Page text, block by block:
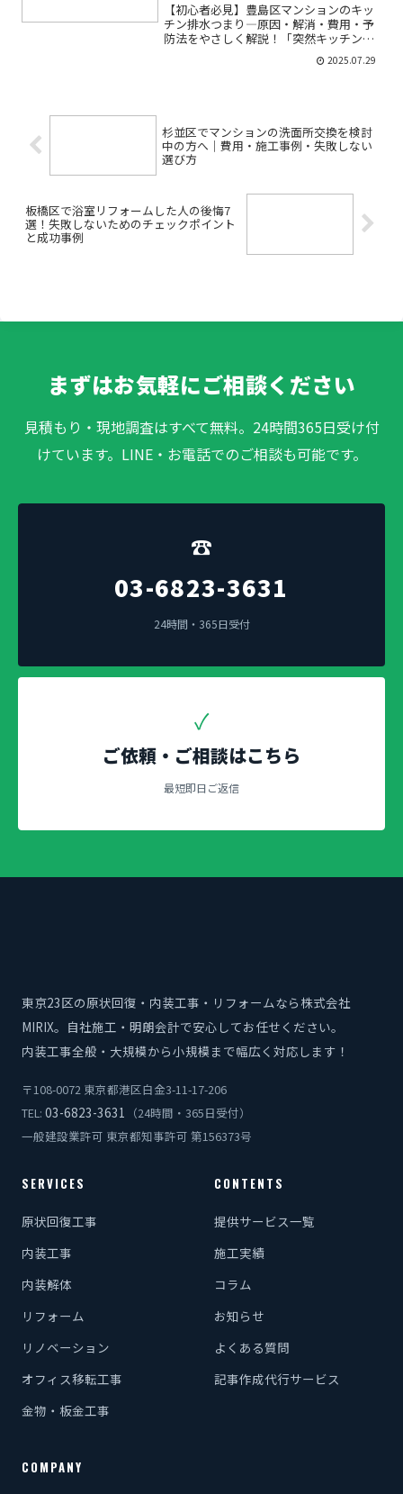
【初心者必見】豊島区マンションのキッ
チン排水つまり―原因・解消・費用・予
防法をやさしく解説！「突然キッチンの
排水が流れなくなった…」「水が逆流し
てきて焦った」「業者に頼むべき？自分
2025.07.29
杉並区でマンションの洗面所交換を検討
中の方へ｜費用・施工事例・失敗しない
選び方
板橋区で浴室リフォームした人の後悔7
選！失敗しないためのチェックポイント
と成功事例
まずはお気軽にご相談ください
見積もり・現地調査はすべて無料。24時間365日受け付
けています。LINE・お電話でのご相談も可能です。
☎
03-6823-3631
24時間・365日受付
✓
ご依頼・ご相談はこちら
最短即日ご返信
東京23区の原状回復・内装工事・リフォームなら株式会社
MIRIX。自社施工・明朗会計で安心してお任せください。
内装工事全般・大規模から小規模まで幅広く対応します！
〒108-0072 東京都港区白金3-11-17-206
TEL: 03-6823-3631 （24時間・365日受付）
一般建設業許可 東京都知事許可 第156373号
SERVICES
原状回復工事
内装工事
内装解体
リフォーム
リノベーション
オフィス移転工事
金物・板金工事
CONTENTS
提供サービス一覧
施工実績
コラム
お知らせ
よくある質問
記事作成代行サービス
COMPANY